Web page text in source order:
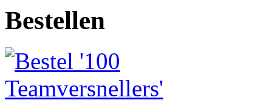
Bestellen